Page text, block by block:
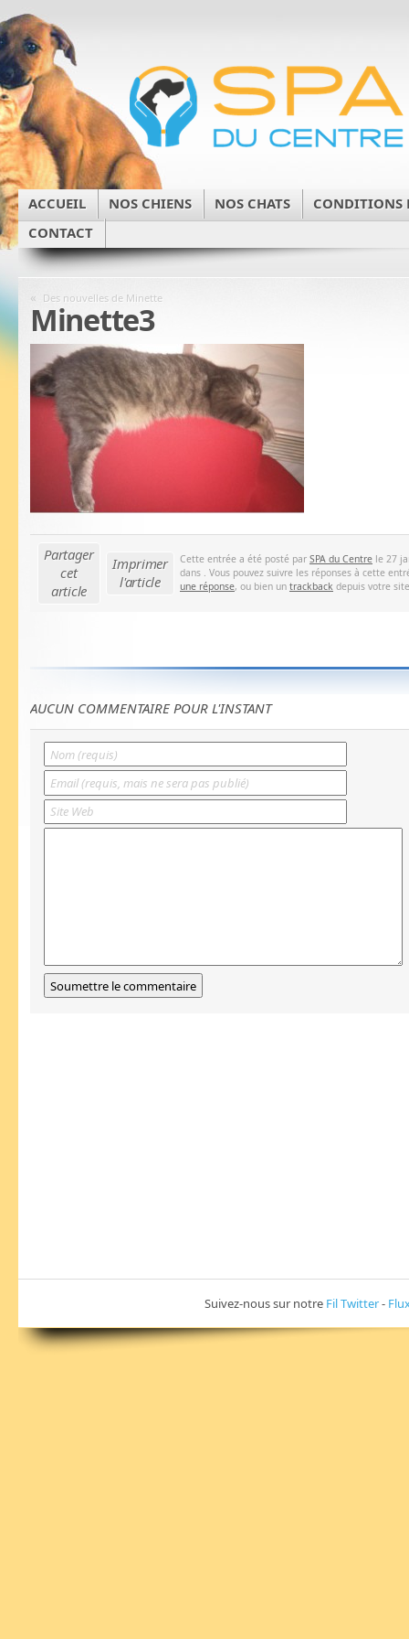
ACCUEIL NOS CHIENS NOS CHATS
CONDITIONS
CONTACT
« Des nouvelles de Minette
Minette3
Partager
cet
article
Imprimer
l'article
Cette entrée a été posté par SPA du Centre le 27
dans . Vous pouvez suivre les réponses à cette
une réponse, ou bien un trackback depuis votre
AUCUN COMMENTAIRE POUR L'INSTANT
Suivez-nous sur notre Fil Twitter-